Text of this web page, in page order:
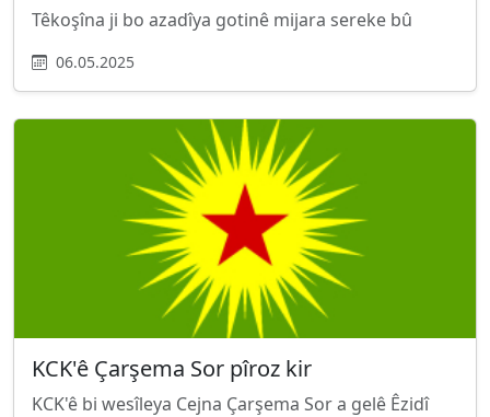
Têkoşîna ji bo azadîya gotinê mijara sereke bû
06.05.2025
KCK'ê Çarşema Sor pîroz kir
KCK'ê bi wesîleya Cejna Çarşema Sor a gelê Êzidî